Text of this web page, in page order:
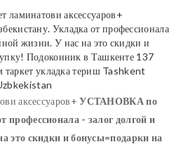
аксессуаров+УСТАНОВКАпо
профессионала - залог долгой и
это скидки и бонусы=подарки на